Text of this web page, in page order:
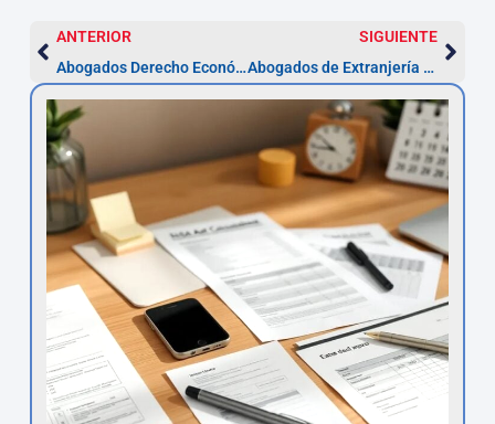
ANTERIOR
Abogados Derecho Económico Penal en Córdoba
SIGUIENTE
Abogados de Extranjería y Nacionalidad en Córdoba